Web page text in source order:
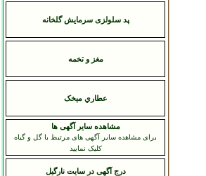
پد سلولزی سرمایش گلخانه
مغز و تخمه
عطاري ميخک
مشاهده سایر آگهی ها
برای مشاهده سایر آگهی های مرتبط با گل و گیاه
کلیک نمایید
درج آگهی در سایت نارگیل